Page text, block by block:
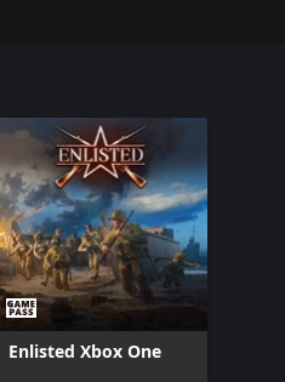
Enlisted Xbox One